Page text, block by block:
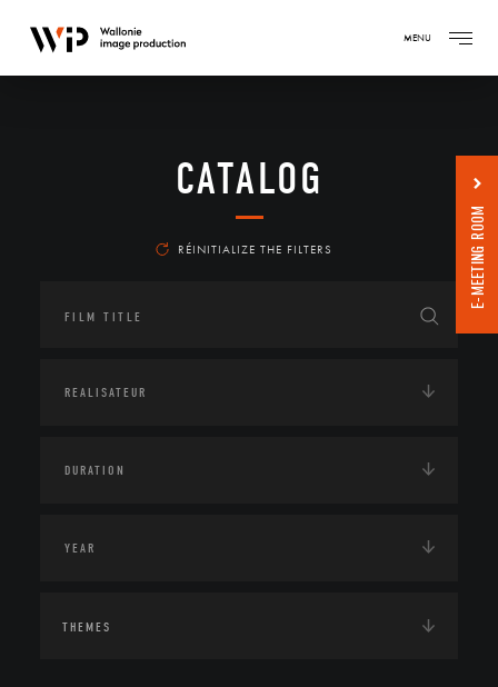
MENU
CATALOG
RÉINITIALIZE THE FILTERS
THEMES
E-MEETING ROOM